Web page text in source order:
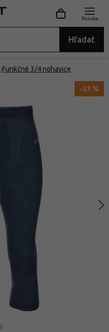
Hľadať
Ponuka
Funkčné 3/4 nohavice
-23 %